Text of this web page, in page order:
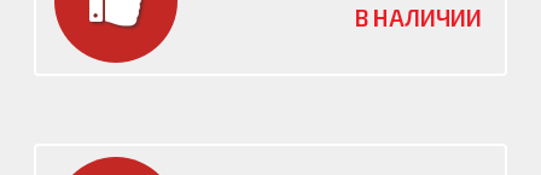
В НАЛИЧИИ